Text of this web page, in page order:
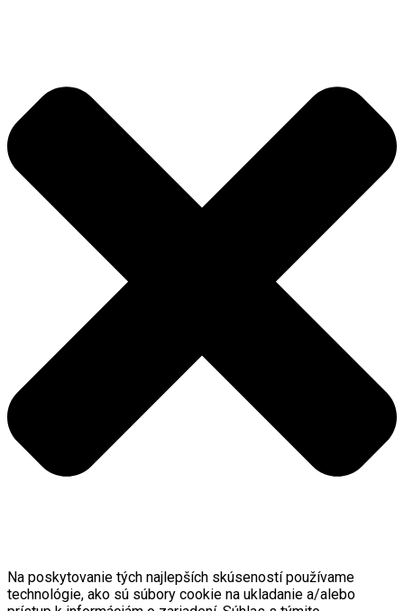
Na poskytovanie tých najlepších skúseností používame
technológie, ako sú súbory cookie na ukladanie a/alebo